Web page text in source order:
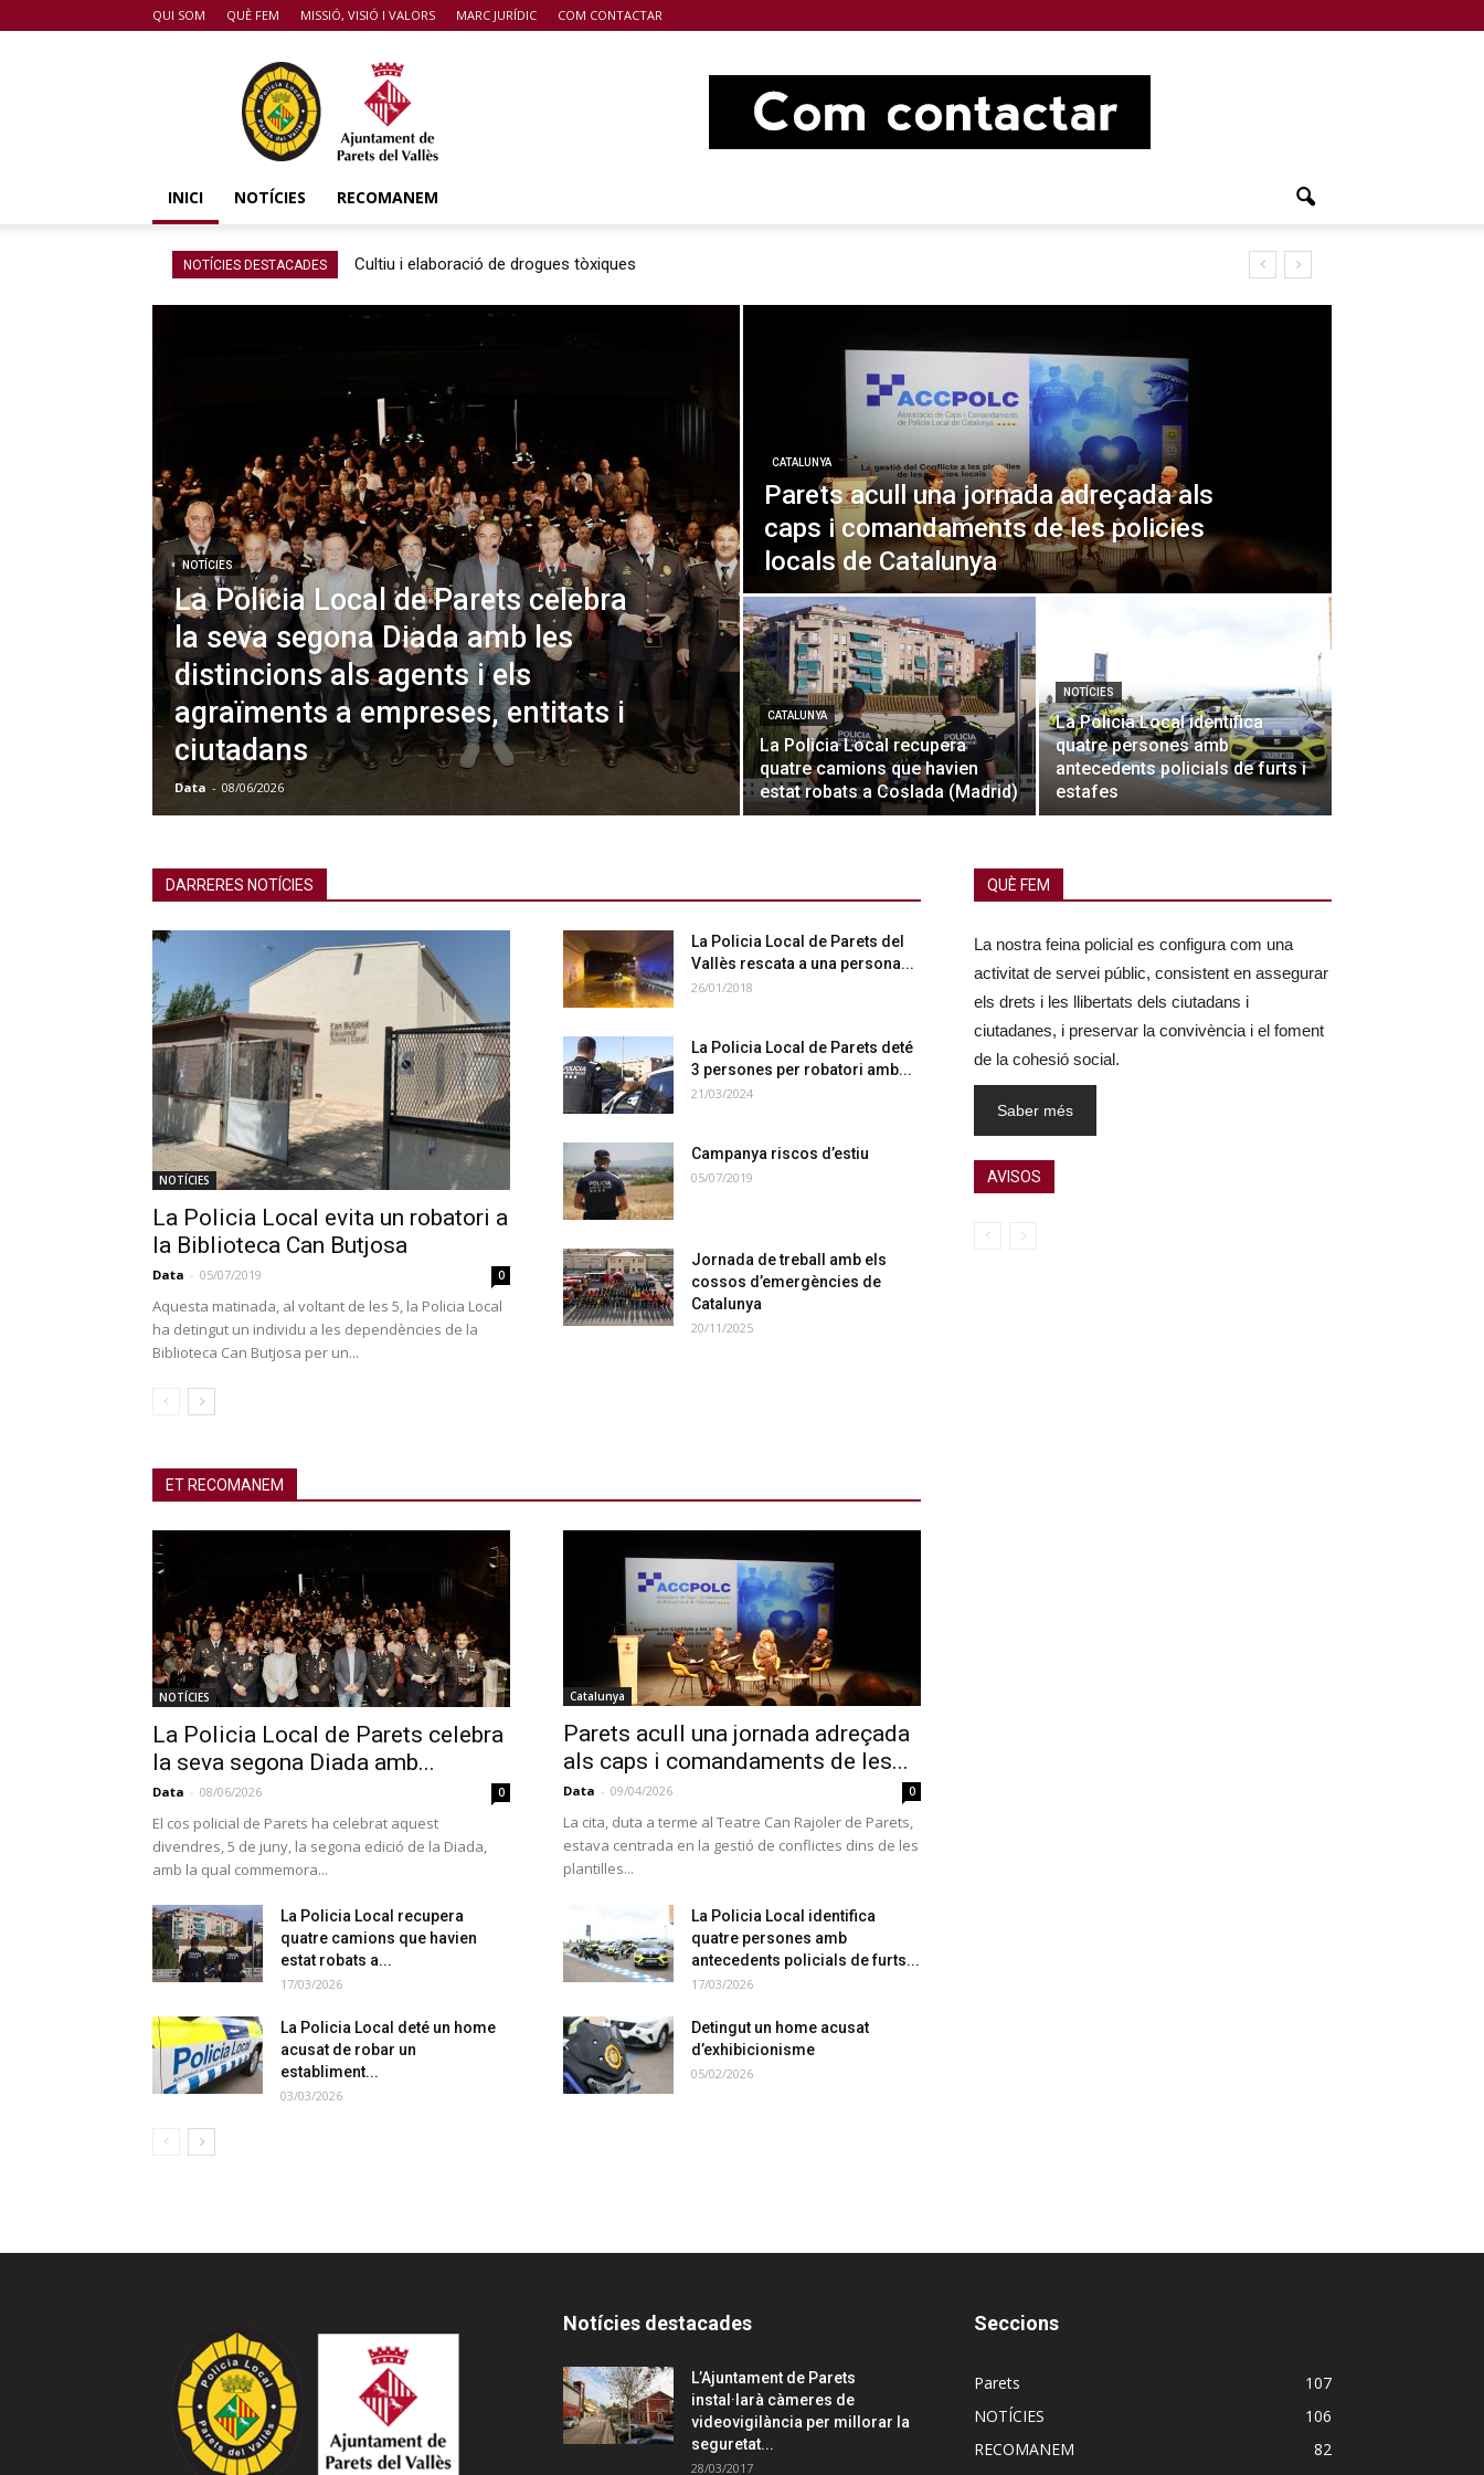
QUI SOM QUÈ FEM MISSIÓ, VISIÓ I VALORS MARC JURÍDIC COM CONTACTAR
POLICIA
PARETS
VALLÈS
INICI NOTÍCIES RECOMANEM
NOTÍCIES DESTACADES Cultiu i elaboració de drogues tòxiques
NOTÍCIES
La Policia Local de Parets celebra
la seva segona Diada amb les
distincions als agents i els
agraïments a empreses, entitats i
ciutadans
Data - 08/06/2026
CATALUNYA
Parets acull una jornada adreçada als
caps i comandaments de les policies
locals de Catalunya
CATALUNYA
La Policia Local recupera
quatre camions que havien
estat robats a Coslada (Madrid)
NOTÍCIES
La Policia Local identifica
quatre persones amb
antecedents policials de furts i
estafes
DARRERES NOTÍCIES
NOTÍCIES
La Policia Local evita un robatori a
la Biblioteca Can Butjosa
Data - 05/07/2019 0
Aquesta matinada, al voltant de les 5, la Policia Local
ha detingut un individu a les dependències de la
Biblioteca Can Butjosa per un...
La Policia Local de Parets del
Vallès rescata a una persona...
26/01/2018
La Policia Local de Parets deté
3 persones per robatori amb...
21/03/2024
Campanya riscos d’estiu
05/07/2019
Jornada de treball amb els
cossos d’emergències de
Catalunya
20/11/2025
ET RECOMANEM
NOTÍCIES
La Policia Local de Parets celebra
la seva segona Diada amb...
Data - 08/06/2026 0
El cos policial de Parets ha celebrat aquest
divendres, 5 de juny, la segona edició de la Diada,
amb la qual commemora...
Catalunya
Parets acull una jornada adreçada
als caps i comandaments de les...
Data - 09/04/2026 0
La cita, duta a terme al Teatre Can Rajoler de Parets,
estava centrada en la gestió de conflictes dins de les
plantilles...
La Policia Local recupera
quatre camions que havien
estat robats a...
17/03/2026
La Policia Local identifica
quatre persones amb
antecedents policials de furts...
17/03/2026
La Policia Local deté un home
acusat de robar un
establiment...
03/03/2026
Detingut un home acusat
d’exhibicionisme
05/02/2026
QUÈ FEM
La nostra feina policial es configura com una
activitat de servei públic, consistent en assegurar
els drets i les llibertats dels ciutadans i
ciutadanes, i preservar la convivència i el foment
de la cohesió social.
Saber més
AVISOS
Notícies destacades
L’Ajuntament de Parets
instal·larà càmeres de
videovigilància per millorar la
seguretat...
28/03/2017
Seccions
Parets
107
NOTÍCIES
106
RECOMANEM
82